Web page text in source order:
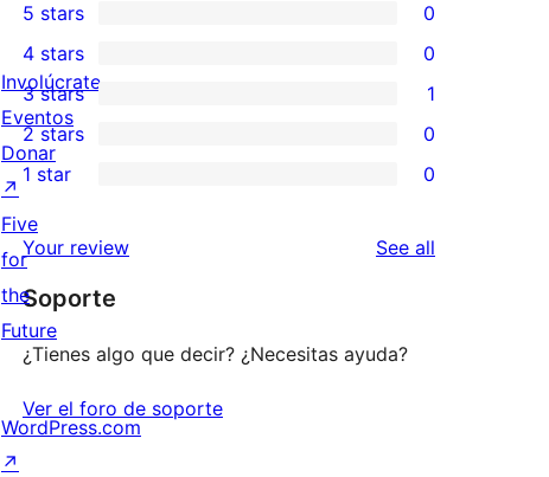
0
5-
star
reviews
5 stars 0
4-
star
reviews
4 stars 0
1
3-
star
review
3 stars 1
0
2-
star
reviews
2 stars 0
1-
star
reviews
1 star 0
Your review See all
Soporte
¿Tienes algo que decir? ¿Necesitas ayuda?
Ver el foro de soporte
Involúcrate
Eventos
Donar
↗
Five
for
the
Future
WordPress.com
↗